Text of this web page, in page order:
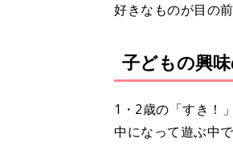
好きなものが目の
子どもの興
1・2歳の「すき！
中になって遊ぶ中